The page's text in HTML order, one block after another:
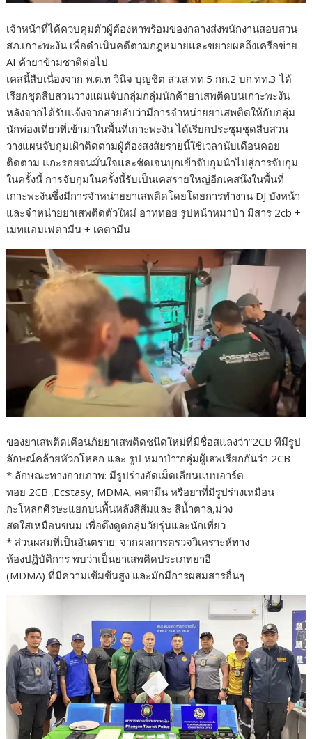
เจ้าหน้าที่ได้ควบคุมตัวผู้ต้องหาพร้อมของกลางส่งพนักงานสอบสวน
สภ.เกาะพะงัน เพื่อดำเนินคดีตามกฎหมายและขยายผลถึงเครือข่าย
AI ค้ายาข้ามชาติต่อไป
เคสนี้สืบเนื่องจาก พ.ต.ท วินิจ บุญชิต สว.ส.ทท.5 กก.2 บก.ทท.3 ได้
เรียกชุดสืบสวนวางแผนจับกลุ่มกลุ่มนักค้ายาเสพติดบนเกาะพะงัน
หลังจากได้รับแจ้งจากสายลับว่ามีการจำหน่ายยาเสพติดให้กับกลุ่ม
นักท่องเที่ยวที่เข้ามาในพื้นที่เกาะพะงัน ได้เรียกประชุมชุดสืบสวน
วางแผนจับกุมเฝ้าติดตามผู้ต้องสงสัยรายนี้ใช้เวลานับเดือนคอย
ติดตาม แกะรอยจนมั่นใจและชัดเจนบุกเข้าจับกุมนำไปสู่การจับกุม
ในครั้งนี้ การจับกุมในครั้งนี้รับเป็นเคสรายใหญ่อีกเคสนึงในพื้นที่
เกาะพะงันซึ่งมีการจำหน่ายยาเสพติดโดยโดยการทำงาน DJ บังหน้า
และจำหน่ายยาเสพติดตัวใหม่ อาททอย รูปหน้าหมาป่า มีสาร 2cb +
เมทแอมเฟตามีน + เคตามีน
ของยาเสพติดเตือนภัยยาเสพติดชนิดใหม่ที่มีชื่อสแลงว่า”2CB ทีมีรูป
ลักษณ์คล้ายหัวกโหลก และ รูป หมาป่า”กลุ่มผู้เสพเรียกกันว่า 2CB
* ลักษณะทางกายภาพ: มีรูปร่างอัดเม็ดเลียนแบบอาร์ต
ทอย 2CB ,Ecstasy, MDMA, คตามึน หรือยาที่มีรูปร่างเหมือน
กะโหลกศีรษะแยกบนพื้นหลังสีส้มและ สีน้ำตาล,ม่วง
สดใสเหมือนขนม เพื่อดึงดูดกลุ่มวัยรุ่นและนักเที่ยว
* ส่วนผสมที่เป็นอันตราย: จากผลการตรวจวิเคราะห์ทาง
ห้องปฏิบัติการ พบว่าเป็นยาเสพติดประเภทยาอี
(MDMA) ที่มีความเข้มข้นสูง และมักมีการผสมสารอื่นๆ